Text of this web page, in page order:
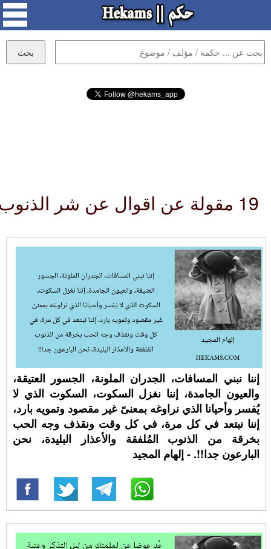
19 مقولة عن اقوال عن شر الذنوب :
إننا نبني المسافات، الجدران الملونة، الجسور العتيقة،
والعيون الجامدة، إننا نغزل السكوت، السكوت الذي لا
يُفسر وأحيانا الذي نراوغه بمعنىً غير مقصود وتمويه بارد،
إننا نبتعد في كل مرة، في كل وقت ونقذف وجه الحب
بخرقة من الذنوب المُلفقة والأعذار البليدة، نحن
البارعون جدا!!. - إلهام المجيد